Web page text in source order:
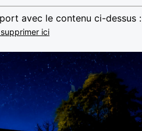
avec le contenu ci-dessus :
ici